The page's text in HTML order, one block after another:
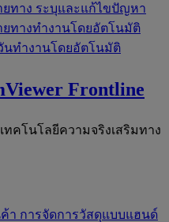
ทาง ระบุและแก้ไขปัญหา
ทางทำงานโดยอัตโนมัติ
นทำงานโดยอัตโนมัติ
Frontline
คโนโลยีความจริงเสริมทาง
า การจัดการวัสดุแบบแฮนด์